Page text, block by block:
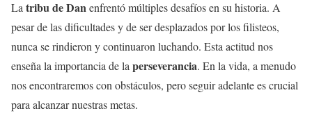
La tribu de Danenfrentó múltiples desafíos en su historia. A
pesar de las dificultades y de ser desplazados por los filisteos,
nunca se rindieron y continuaron luchando. Esta actitud nos
enseña la importancia de la perseverancia. En la vida, a menudo
nos encontraremos con obstáculos, pero seguir adelante es crucial
para alcanzar nuestras metas.